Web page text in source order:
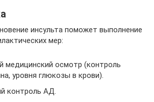
инсульта поможет выполнение
мер:
медицинский осмотр (контроль
уровня глюкозы в крови).
контроль АД.